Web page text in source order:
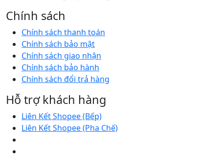
Chính sách
Chính sách thanh toán
Chính sách bảo mật
Chính sách giao nhận
Chính sách bảo hành
Chính sách đổi trả hàng
Hỗ trợ khách hàng
Liên Kết Shopee (Bếp)
Liên Kết Shopee (Pha Chế)